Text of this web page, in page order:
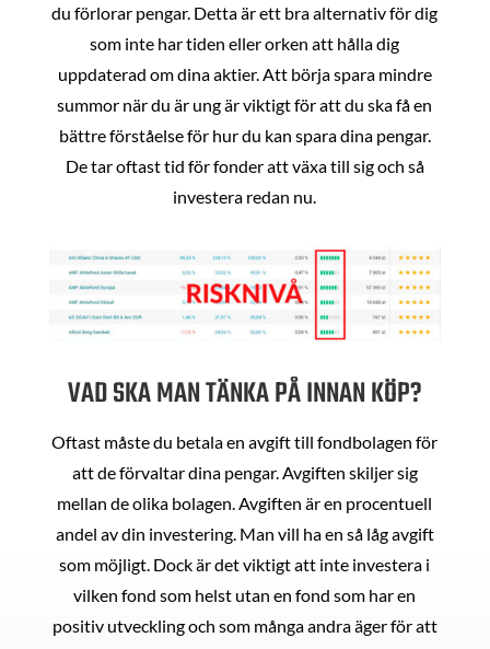
du förlorar pengar. Detta är ett bra alternativ för dig
som inte har tiden eller orken att hålla dig
uppdaterad om dina aktier. Att börja spara mindre
summor när du är ung är viktigt för att du ska få en
bättre förståelse för hur du kan spara dina pengar.
De tar oftast tid för fonder att växa till sig och så
investera redan nu.
VAD SKA MAN TÄNKA PÅ INNAN KÖP?
Oftast måste du betala en avgift till fondbolagen för
att de förvaltar dina pengar. Avgiften skiljer sig
mellan de olika bolagen. Avgiften är en procentuell
andel av din investering. Man vill ha en så låg avgift
som möjligt. Dock är det viktigt att inte investera i
vilken fond som helst utan en fond som har en
positiv utveckling och som många andra äger för att